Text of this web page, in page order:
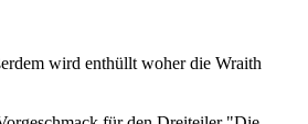
wird enthüllt woher die Wraith